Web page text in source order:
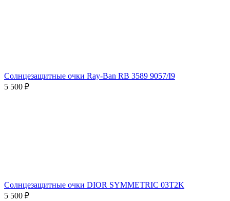
Солнцезащитные очки Ray-Ban RB 3589 9057/I9
5 500 ₽
Солнцезащитные очки DIOR SYMMETRIC 03T2K
5 500 ₽